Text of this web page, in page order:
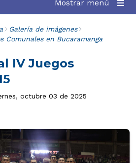
Mostrar menú
Galería de imágenes
Comunales en Bucaramanga
IV Juegos
octubre 03 de 2025